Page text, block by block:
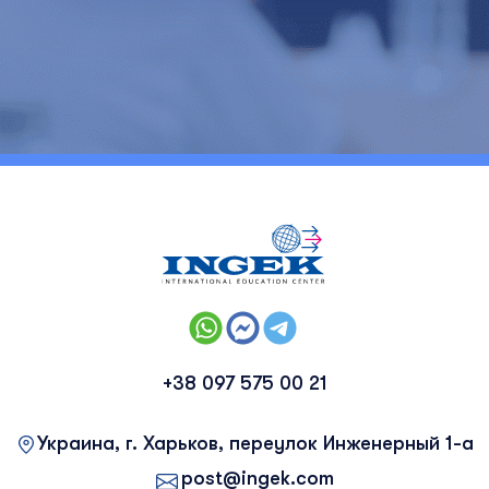
+38 097 575 00 21
Украина, г. Харьков, переулок Инженерный 1-а
post@ingek.com